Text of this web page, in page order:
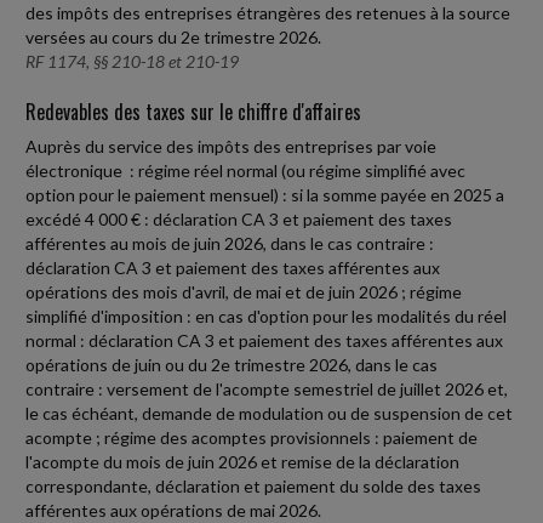
des impôts des entreprises étrangères des retenues à la source
versées au cours du 2e trimestre 2026.
RF 1174, §§ 210-18 et 210-19
Redevables des taxes sur le chiffre d'affaires
Auprès du service des impôts des entreprises par voie
électronique : régime réel normal (ou régime simplifié avec
option pour le paiement mensuel) : si la somme payée en 2025 a
excédé 4 000 € : déclaration CA 3 et paiement des taxes
afférentes au mois de juin 2026, dans le cas contraire :
déclaration CA 3 et paiement des taxes afférentes aux
opérations des mois d'avril, de mai et de juin 2026 ; régime
simplifié d'imposition : en cas d'option pour les modalités du réel
normal : déclaration CA 3 et paiement des taxes afférentes aux
opérations de juin ou du 2e trimestre 2026, dans le cas
contraire : versement de l'acompte semestriel de juillet 2026 et,
le cas échéant, demande de modulation ou de suspension de cet
acompte ; régime des acomptes provisionnels : paiement de
l'acompte du mois de juin 2026 et remise de la déclaration
correspondante, déclaration et paiement du solde des taxes
afférentes aux opérations de mai 2026.